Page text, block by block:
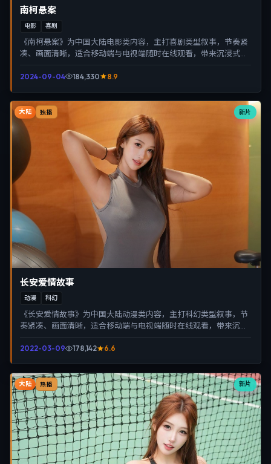
南柯悬案
电影 喜剧
《南柯悬案》为中国大陆电影类内容，主打喜剧类型叙事，节奏紧
凑、画面清晰，适合移动端与电视端随时在线观看，带来沉浸式视
2024-09-04 184,330 8.9
新片
大陆 独播
长安爱情故事
动漫 科幻
《长安爱情故事》为中国大陆动漫类内容，主打科幻类型叙事，节
奏紧凑、画面清晰，适合移动端与电视端随时在线观看，带来沉浸
2022-03-09 178,142 6.6
新片
大陆 热播